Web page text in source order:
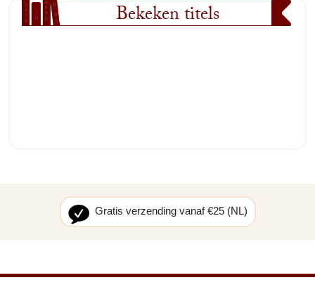
Bekeken titels
Gratis verzending vanaf €25 (NL)